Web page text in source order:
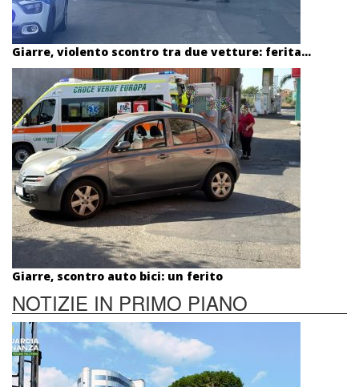
Giarre, violento scontro tra due vetture: ferita...
Giarre, scontro auto bici: un ferito
NOTIZIE IN PRIMO PIANO